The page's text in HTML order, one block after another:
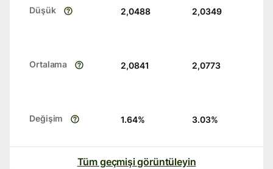
Düşük 2,0488 2,0349
Ortalama 2,0841 2,0773
Değişim 1.64% 3.03%
Tüm geçmişi görüntüleyin